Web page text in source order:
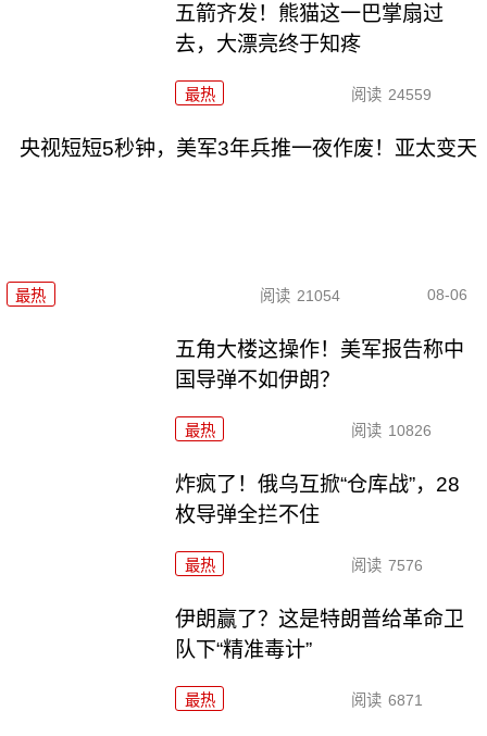
五箭齐发！熊猫这一巴掌扇过
去，大漂亮终于知疼
最热 阅读 24559
央视短短5秒钟，美军3年兵推一夜作废！亚太变天
最热 阅读 21054 08-06
五角大楼这操作！美军报告称中
国导弹不如伊朗？
最热 阅读 10826
炸疯了！俄乌互掀“仓库战”，28
枚导弹全拦不住
最热 阅读 7576
伊朗赢了？这是特朗普给革命卫
队下“精准毒计”
最热 阅读 6871